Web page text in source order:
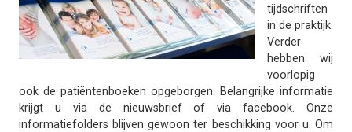
tijdschriften
in de praktijk.
Verder
hebben wij
voorlopig
ook de patiëntenboeken opgeborgen. Belangrijke informatie
krijgt u via de nieuwsbrief of via facebook. Onze
informatiefolders blijven gewoon ter beschikking voor u. Om